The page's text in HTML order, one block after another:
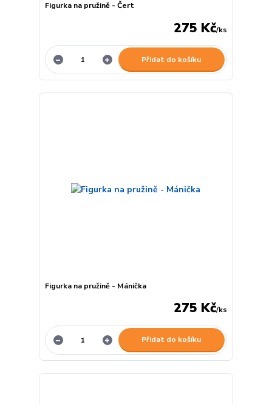
Figurka na pružině - Čert
275 Kč/ks
Přidat do košíku
Figurka na pružině - Mánička
275 Kč/ks
Přidat do košíku